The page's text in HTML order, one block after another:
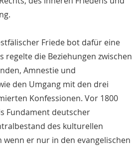
Friede bot dafür eine
regelte die Beziehungen zwischen
Amnestie und
den Umgang mit den drei
Konfessionen. Vor 1800
Fundament deutscher
des kulturellen
wenn er nur in den evangelischen